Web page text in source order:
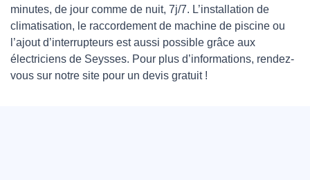
minutes, de jour comme de nuit, 7j/7. L’installation de
climatisation, le raccordement de machine de piscine ou
l’ajout d’interrupteurs est aussi possible grâce aux
électriciens de Seysses. Pour plus d’informations, rendez-
vous sur notre site pour un devis gratuit !